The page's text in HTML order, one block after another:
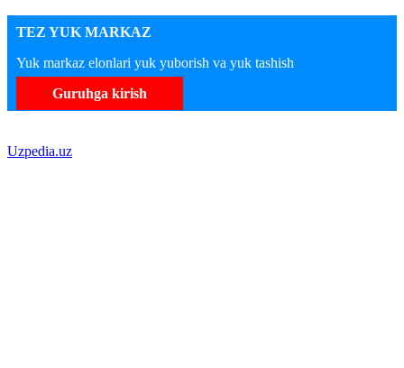
TEZ YUK MARKAZ
Yuk markaz elonlari yuk yuborish va yuk tashish
Guruhga kirish
Uzpedia.uz